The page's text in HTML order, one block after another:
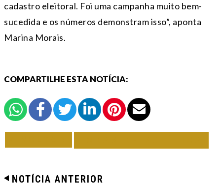
cadastro eleitoral. Foi uma campanha muito bem-
sucedida e os números demonstram isso”, aponta
Marina Morais.
COMPARTILHE ESTA NOTÍCIA:
NOTÍCIA ANTERIOR